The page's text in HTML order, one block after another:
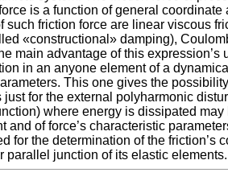
is a function of general coordinate
such friction force are linear viscous
«constructional» damping),
main advantage of this expression’s
in an anyone element of a
This one gives the
just for the external polyharmonic
where energy is dissipated
and of force’s characteristic
for the determination of the friction’s
parallel junction of its elastic elements.